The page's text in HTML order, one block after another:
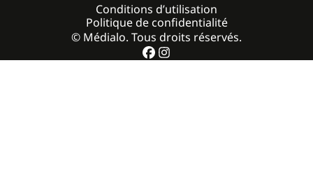
© Médialo. Tous droits réservés.
Conditions d’utilisation
Politique de confidentialité